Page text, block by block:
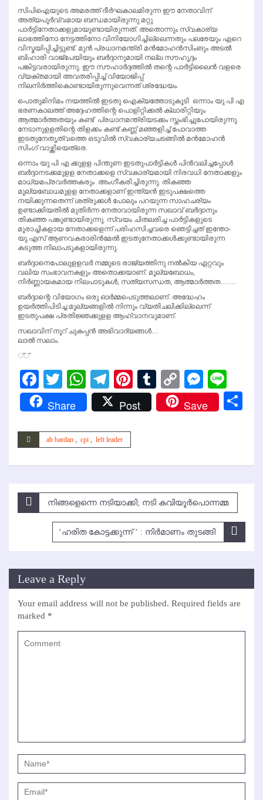
സിപിഐയുടെ അമരത്ത് ദീര്‍ഘകാലമിരുന്ന ഈ നേതാവിന്
അത്യപൂര്‍വ്വമായ ബന്ധമായിരുന്നു മറ്റു
പാര്‍ട്ടിനേതാക്കളുമായുണ്ടായിരുന്നത്. അതൊന്നും സ്വകാര്യ
ലാഭത്തിനോ നേട്ടത്തിനോ വിനിയോഗിച്ചില്ലെന്നതും പലരേയും ഏറെ
വിസ്മയിപ്പിച്ചിട്ടുണ്ട്. മുന്‍ പ്രധാനമന്ത്രി മന്‍മോഹന്‍സിംങും അടല്‍
ബിഹാരി വാജ്‌പേയിയും ബര്‍ദ്ദാനുമായി നല്ല സൗഹൃദ്ദം
പങ്കിട്ടവരായിരുന്നു. ഈ സൗഹാര്‍ദ്ദത്തില്‍ തന്റെ പാര്‍ട്ടിലൈന്‍ വളരെ
വ്യക്തമായി അവതരിപ്പിച്ച് വിയോജിപ്പ്
നിലനിര്‍ത്തികൊണ്ടായിരുന്നുവെന്നത് ശ്രദ്ധേയം.
പൊതുമിനിമം നയത്തില്‍ ഇടതു ഐക്യത്തോടുകൂടി ഒന്നാം യു പി എ
ഭരണകാലത്ത് അദ്ദേഹത്തിന്റെ പൊളിറ്റിക്കല്‍ ക്ലാരിറ്റിയും
ആത്മാര്‍ത്തതയും കണ്ട് പ്രധാനമന്ത്രിയടക്കം സ്തംഭിച്ചുപോയിരുന്നു.
നേടാനുളളതിന്റെ തിളക്കം കണ്ട് കണ്ണ് മഞ്ഞളിച്ച് പോവാത്ത
ഇടതുനേതൃത്വത്തെ ഒടുവില്‍ സ്വകാര്യചടങ്ങില്‍ മന്‍മോഹന്‍
സിംഗ് വാഴ്ത്തിയെത്രെ.
ഒന്നാം യു പി എ ക്കുളള പിന്തുണ ഇടതുപാര്‍ട്ടികള്‍ പിന്‍വലിച്ചപ്പോള്‍
ബര്‍ദ്ദാനടക്കമുളള നേതാക്കളെ സ്വകാര്യമായി നിരവധി നേതാക്കളും
മാധ്യമപ്രവര്‍ത്തകരും അംഗീകരിച്ചിരുന്നു. തികഞ്ഞ
മൂല്യബോധമുളള നേതാക്കളാണ് ഇന്ത്യന്‍ ഇടുപക്ഷത്തെ
നയിക്കുന്നതെന്ന് ശത്രുക്കള്‍ പോലും പറയുന്ന സാഹചര്യം
ഉണ്ടാക്കിയതില്‍ മുതിര്‍ന്ന നേതാവായിരുന്ന സഖാവ് ബര്‍ദ്ദാനും
തികഞ്ഞ പങ്കുണ്ടായിരുന്നു. സ്വയം ചിതലരിച്ച പാര്‍ട്ടികളുടെ
മൂരാച്ചികളായ നേതാക്കളെന്ന് പരിഹസിച്ചവരെ ഞെട്ടിച്ചത് ഇന്തോ-
യു.എസ് ആണവകരാരിന്‍മേല്‍ ഇടതുനേതാക്കള്‍ക്കുണ്ടായിരുന്ന
കടുത്ത നിലാപടുകളായിരുന്നു.
ബര്‍ദ്ദാനെപോലുളളവര്‍ നമ്മുടെ രാജ്യത്തിനു നല്‍കിയ ഏറ്റവും
വലിയ സംഭാവനകളും അതൊക്കയാണ്. മൂല്യബോധം,
നിര്‍ണ്ണായകമായ നിലപാടുകള്‍, സത്യസന്ധത, ആത്മാര്‍ത്തത…….
ബര്‍ദ്ദാന്റെ വിയോഗം ഒരു ഓര്‍മ്മപെടുത്തലാണ്. അദ്ധേഹം
ഉയര്‍ത്തിപിടിച്ച മൂല്യങ്ങളില്‍ നിന്നും വ്യതിചലിക്കില്ലെന്ന്
ഇടതുപക്ഷ പ്രതിജ്ഞക്കുളള ആഹ്വാനവുമാണ്.
സഖാവിന് നൂറ് ചുകപ്പന്‍ അഭിവാദ്യങ്ങള്‍…
ലാല്‍ സലാം.
്്
Facebook
Twitter
WhatsApp
Telegram
Pinterest
Tumblr
Copy
Link
Share Post Save
ab bardan cpi left leader
Post
navigation
നിങ്ങളെന്നെ നടിയാക്കി; നടി കവിയൂര്‍പൊന്നമ്മ
‘ഹരിത കോട്ടക്കുന്ന് ‘ : നിര്‍മാണം തുടങ്ങി
Leave a Reply
Your email address will not be published. Required fields are
marked *